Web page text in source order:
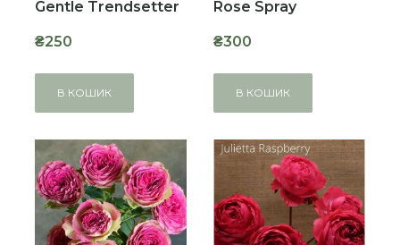
Gentle Trendsetter
₴250
В КОШИК
Rose Spray
₴300
В КОШИК